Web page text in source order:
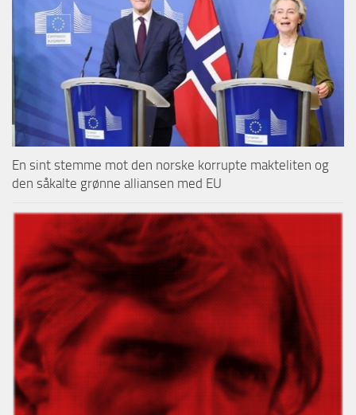
En sint stemme mot den norske korrupte makteliten og
den såkalte grønne alliansen med EU